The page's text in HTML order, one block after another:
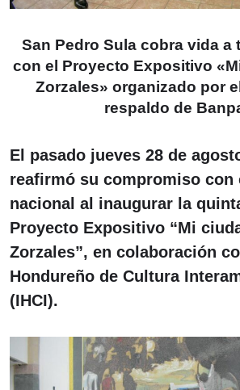
San Pedro Sula cobra vida a
con el Proyecto Expositivo
Zorzales» organizado por
respaldo de
El pasado jueves 28 de
reafirmó su compromiso con
nacional al inaugurar la
Proyecto Expositivo “Mi
Zorzales”, en colaboración
Hondureño de Cultura
(IHCI).